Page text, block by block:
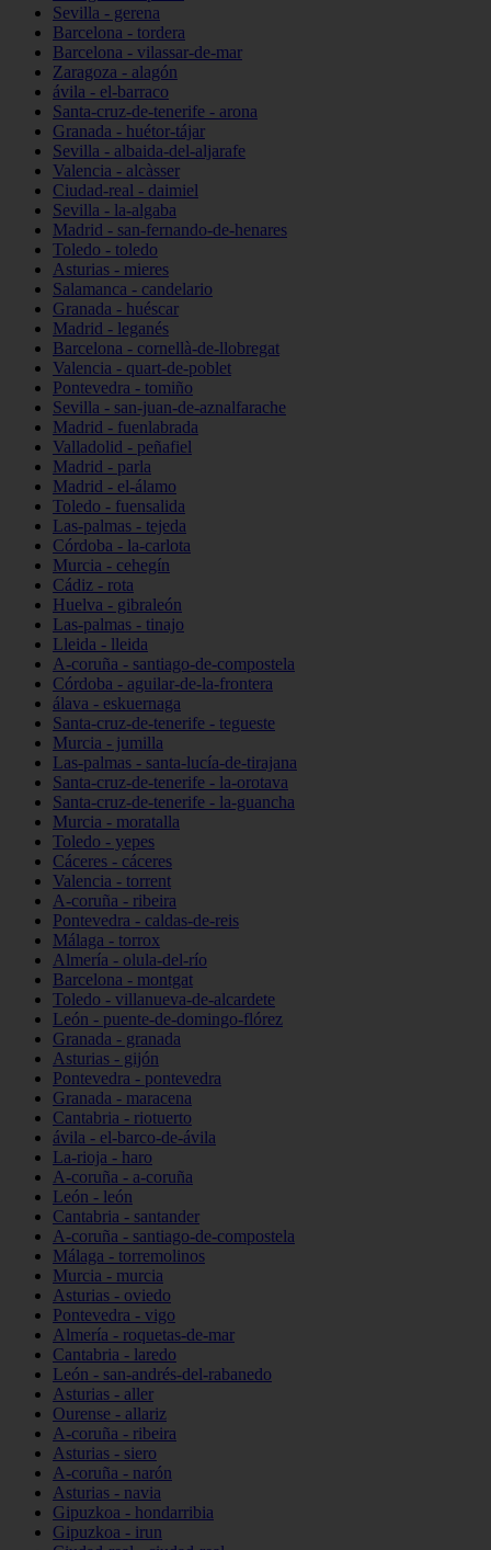
Sevilla - gerena
Barcelona - tordera
Barcelona - vilassar-de-mar
Zaragoza - alagón
ávila - el-barraco
Santa-cruz-de-tenerife - arona
Granada - huétor-tájar
Sevilla - albaida-del-aljarafe
Valencia - alcàsser
Ciudad-real - daimiel
Sevilla - la-algaba
Madrid - san-fernando-de-henares
Toledo - toledo
Asturias - mieres
Salamanca - candelario
Granada - huéscar
Madrid - leganés
Barcelona - cornellà-de-llobregat
Valencia - quart-de-poblet
Pontevedra - tomiño
Sevilla - san-juan-de-aznalfarache
Madrid - fuenlabrada
Valladolid - peñafiel
Madrid - parla
Madrid - el-álamo
Toledo - fuensalida
Las-palmas - tejeda
Córdoba - la-carlota
Murcia - cehegín
Cádiz - rota
Huelva - gibraleón
Las-palmas - tinajo
Lleida - lleida
A-coruña - santiago-de-compostela
Córdoba - aguilar-de-la-frontera
álava - eskuernaga
Santa-cruz-de-tenerife - tegueste
Murcia - jumilla
Las-palmas - santa-lucía-de-tirajana
Santa-cruz-de-tenerife - la-orotava
Santa-cruz-de-tenerife - la-guancha
Murcia - moratalla
Toledo - yepes
Cáceres - cáceres
Valencia - torrent
A-coruña - ribeira
Pontevedra - caldas-de-reis
Málaga - torrox
Almería - olula-del-río
Barcelona - montgat
Toledo - villanueva-de-alcardete
León - puente-de-domingo-flórez
Granada - granada
Asturias - gijón
Pontevedra - pontevedra
Granada - maracena
Cantabria - riotuerto
ávila - el-barco-de-ávila
La-rioja - haro
A-coruña - a-coruña
León - león
Cantabria - santander
A-coruña - santiago-de-compostela
Málaga - torremolinos
Murcia - murcia
Asturias - oviedo
Pontevedra - vigo
Almería - roquetas-de-mar
Cantabria - laredo
León - san-andrés-del-rabanedo
Asturias - aller
Ourense - allariz
A-coruña - ribeira
Asturias - siero
A-coruña - narón
Asturias - navia
Gipuzkoa - hondarribia
Gipuzkoa - irun